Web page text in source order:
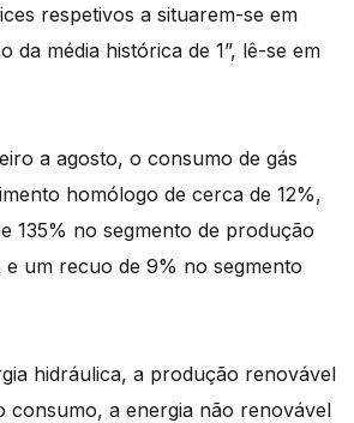
respetivos a situarem-se em
da média histórica de 1”, lê-se em
a agosto, o consumo de gás
homólogo de cerca de 12%,
135% no segmento de produção
e um recuo de 9% no segmento
hidráulica, a produção renovável
consumo, a energia não renovável